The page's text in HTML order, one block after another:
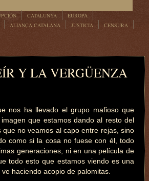
CATALUNYA
EUROPA
ALIANÇA CATALANA JUSTICIA
CENSURA
Y LA VERGÜENZA
nos ha llevado el grupo mafioso que
que estamos dando al resto del
no veamos al capo entre rejas, sino
como si la cosa no fuese con él, todo
generaciones, ni en una película de
todo esto que estamos viendo es una
haciendo acopio de palomitas.